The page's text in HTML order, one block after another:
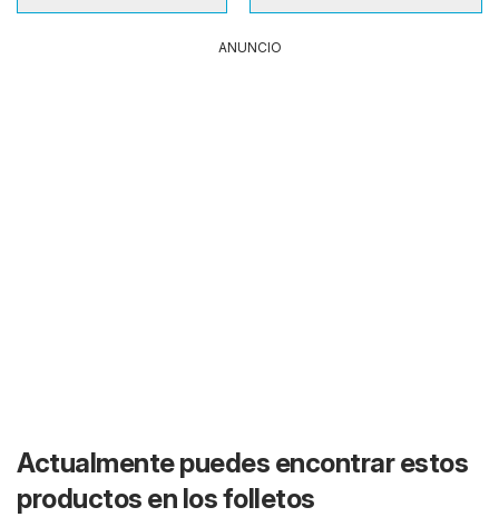
ANUNCIO
Actualmente puedes encontrar estos
productos en los folletos